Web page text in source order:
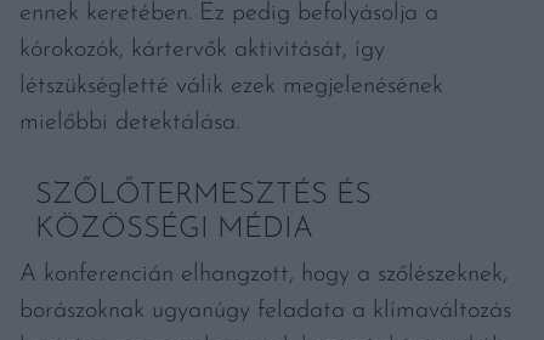
ennek keretében. Ez pedig befolyásolja a
kórokozók, kártervők aktivitását, így
létszükségletté válik ezek megjelenésének
mielőbbi detektálása.
SZŐLŐTERMESZTÉS ÉS
KÖZÖSSÉGI MÉDIA
A konferencián elhangzott, hogy a szőlészeknek,
borászoknak ugyanúgy feladata a klímaváltozás